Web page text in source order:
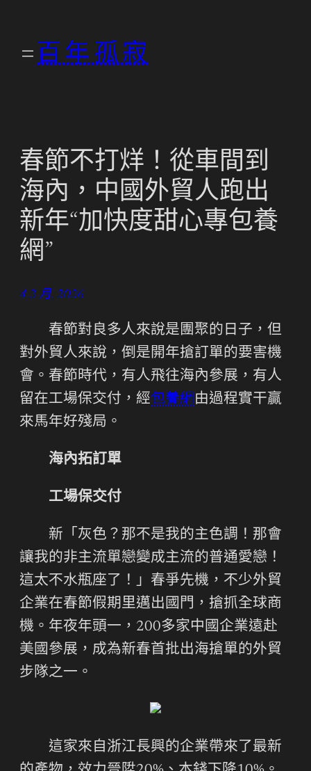
百年孤寂
春節不打烊！從車間到
海內，中國外貿人跑出
新年“加快度甜心專包養
網”
4 3 月, 2026
春節對良多人來說是團聚的日子，但
對外貿人來說，倒是開年搶訂單的要害機
會。春節時代，有人飛往海內參展，有人
留在工場保交付，經包養網由過程實干贏
來馬年好殘局。
海內拓訂單
工場保交付
新「灰色？那不是我的主色調！那會
讓我的非主流單戀變成主流的普通愛戀！
這太不水瓶座了！」春爭先機，不少外貿
企業在春節假期里邁出國門，搶抓全球商
機。年夜年頭一，200多家中國企業遠赴
美國參展，成為新春首批出海搶單的外貿
步隊之一。
這家來自浙江長興的企業帶來了最新